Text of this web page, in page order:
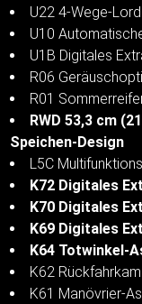
U22 4-Wege-
U10
U1B Digitales
R06
R01
RWD 53,3 cm
Speichen-Design
L5C
K72 Digitales
K70 Digitales
K69 Digitales
K64 Totwinkel-
K62
K61 Manövrier-